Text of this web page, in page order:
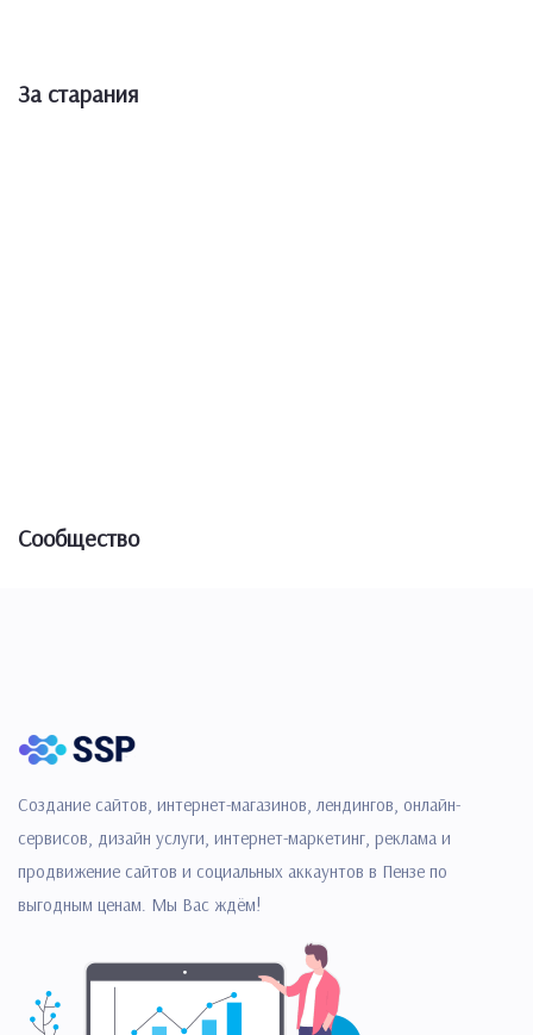
За старания
Сообщество
Создание сайтов, интернет-магазинов, лендингов, онлайн-
сервисов, дизайн услуги, интернет-маркетинг, реклама и
продвижение сайтов и социальных аккаунтов в Пензе по
выгодным ценам. Мы Вас ждём!